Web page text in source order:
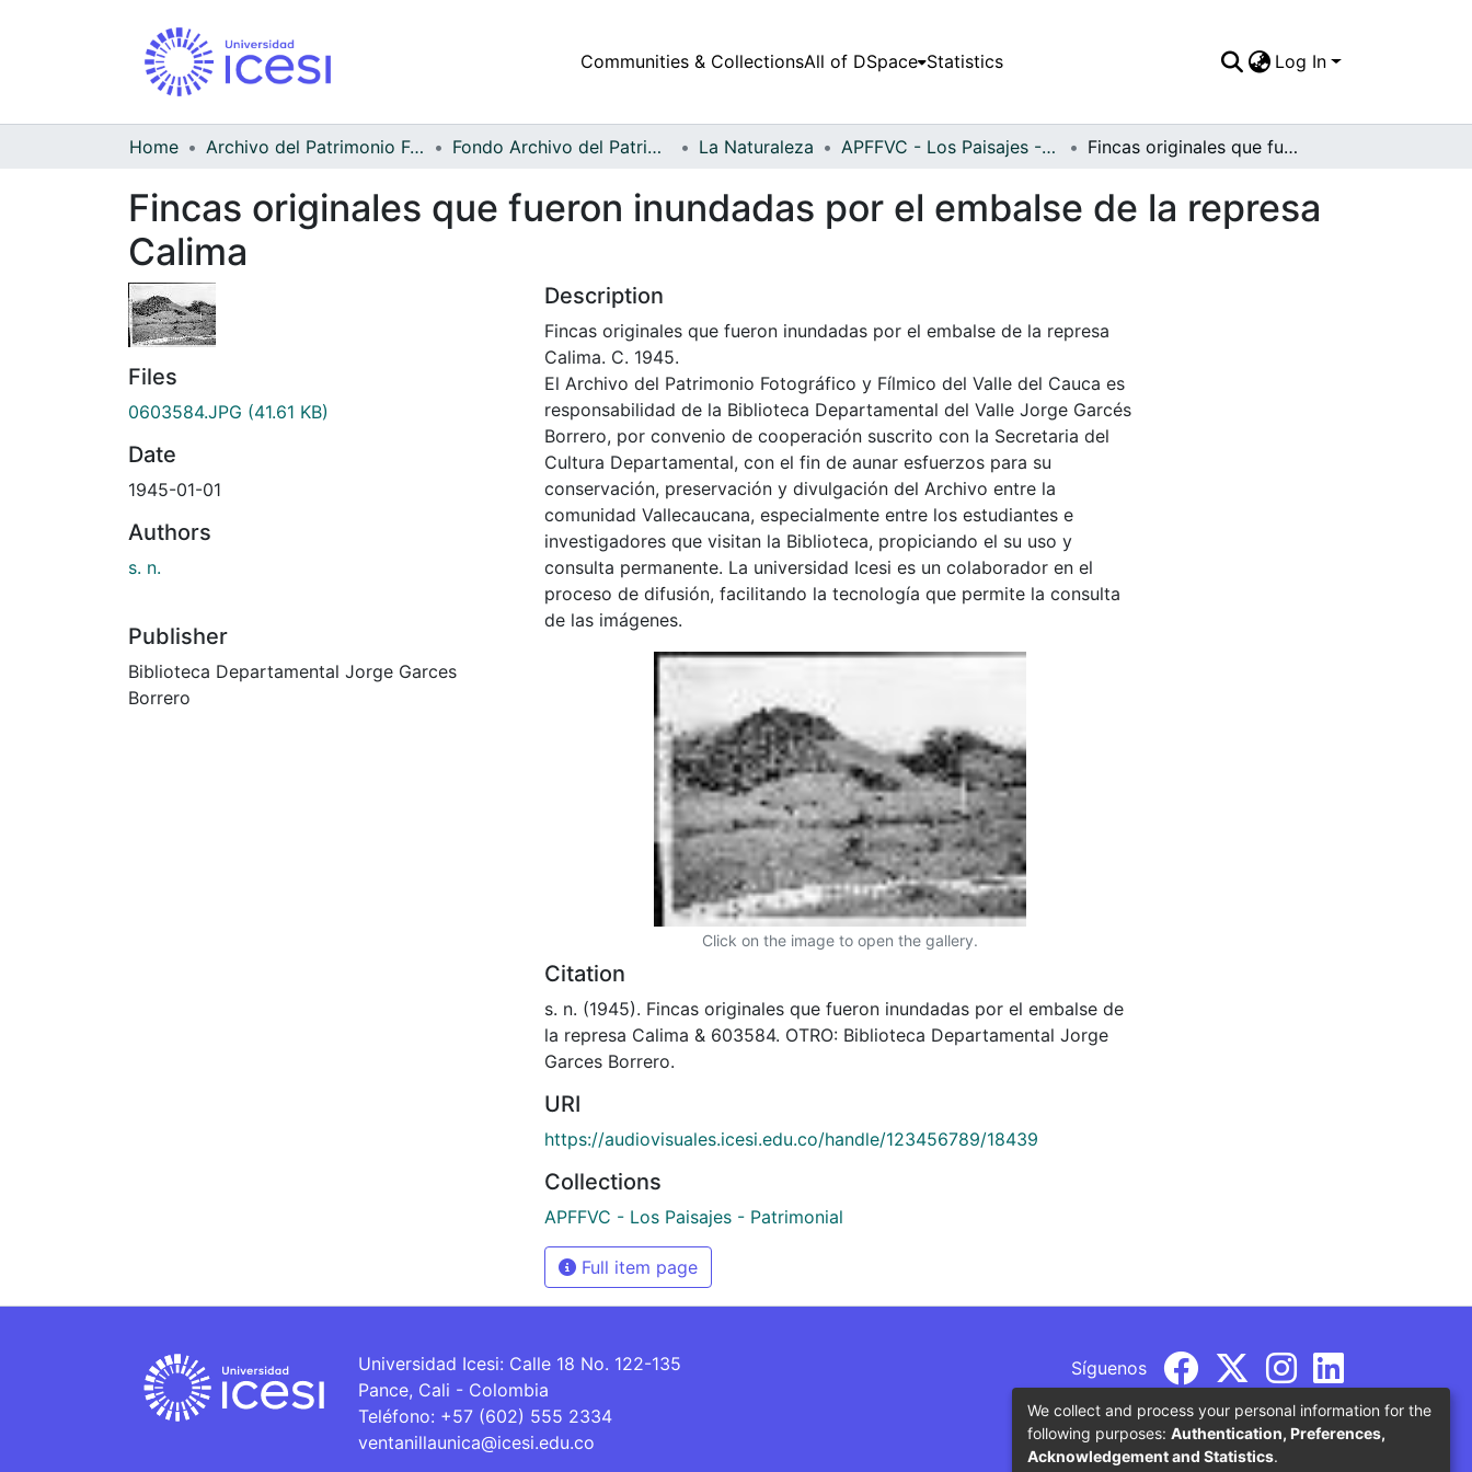
Communities & CollectionsAll of DSpace Statistics Log In
Home Archivo del Patrimonio Fotográfico y Fílmico del Valle del Cauca Fondo Archivo del Patrimonio Fotográfico y Fílmico del Valle del Cauca La Naturaleza APFFVC - Los Paisajes - Patrimonial Fincas originales que fueron inundadas por el embalse de la represa Calima
Fincas originales que fueron inundadas por el embalse de la represa
Calima
Files
0603584.JPG (41.61 KB)
Date
1945-01-01
Authors
s. n.
Publisher
Biblioteca Departamental Jorge Garces
Borrero
Description
Fincas originales que fueron inundadas por el embalse de la represa
Calima. C. 1945.
El Archivo del Patrimonio Fotográfico y Fílmico del Valle del Cauca es
responsabilidad de la Biblioteca Departamental del Valle Jorge Garcés
Borrero, por convenio de cooperación suscrito con la Secretaria del
Cultura Departamental, con el fin de aunar esfuerzos para su
conservación, preservación y divulgación del Archivo entre la
comunidad Vallecaucana, especialmente entre los estudiantes e
investigadores que visitan la Biblioteca, propiciando el su uso y
consulta permanente. La universidad Icesi es un colaborador en el
proceso de difusión, facilitando la tecnología que permite la consulta
de las imágenes.
Click on the image to open the gallery.
Citation
s. n. (1945). Fincas originales que fueron inundadas por el embalse de
la represa Calima & 603584. OTRO: Biblioteca Departamental Jorge
Garces Borrero.
URI
https://audiovisuales.icesi.edu.co/handle/123456789/18439
Collections
APFFVC - Los Paisajes - Patrimonial
Full item page
Universidad Icesi: Calle 18 No. 122-135
Pance, Cali - Colombia
Teléfono: +57 (602) 555 2334
ventanillaunica@icesi.edu.co
Síguenos
We collect and process your personal information for the
following purposes: Authentication, Preferences,
Acknowledgement and Statistics.